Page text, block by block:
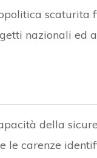
scaturita
nazionali ed
della
le carenze